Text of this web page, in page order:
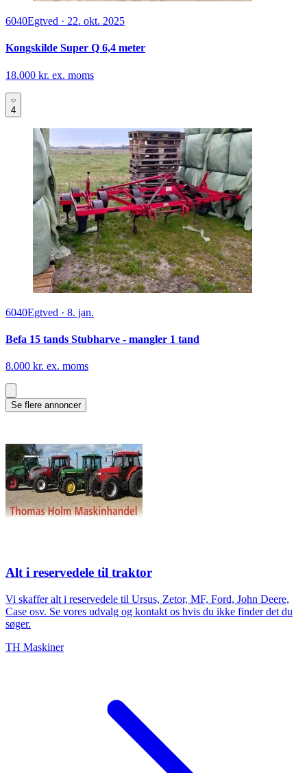
6040Egtved · 22. okt. 2025
Kongskilde Super Q 6,4 meter
18.000 kr. ex. moms
4
6040Egtved · 8. jan.
Befa 15 tands Stubharve - mangler 1 tand
8.000 kr. ex. moms
Se flere annoncer
Alt i reservedele til traktor
Vi skaffer alt i reservedele til Ursus, Zetor, MF, Ford, John Deere,
Case osv. Se vores udvalg og kontakt os hvis du ikke finder det du
søger.
TH Maskiner